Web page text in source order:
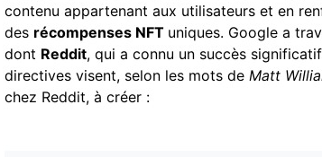
contenu appartenant aux utilisateurs et en
des récompenses NFT uniques. Google a
dont Reddit, qui a connu un succès
directives visent, selon les mots de Matt
chez Reddit, à créer :